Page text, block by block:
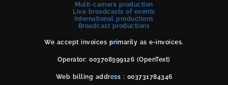
Multi-camera production
Live broadcasts of events
International productions
Broadcast productions
We accept invoices primarily as e-invoices.
Operator: 003708599126 (OpenText)
Web billing address : 003731784346